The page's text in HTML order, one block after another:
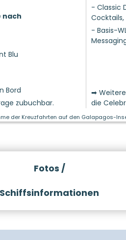
nach
Blu
Bord
zubuchbar.
- Classic
Cocktails,
- Basis-
➡
die
der Kreuzfahrten auf den Galapagos-
Fotos /
Schiffsinformationen